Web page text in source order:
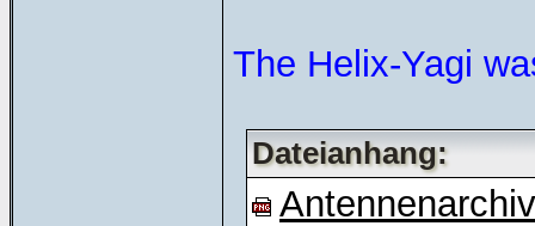
The Helix-Yagi
Dateianhang: